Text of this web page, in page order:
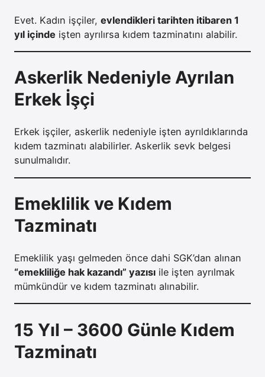
Evet. Kadın işçiler, evlendikleri tarihten itibaren 1
yıl içinde işten ayrılırsa kıdem tazminatını alabilir.
Askerlik Nedeniyle Ayrılan
Erkek İşçi
Erkek işçiler, askerlik nedeniyle işten ayrıldıklarında
kıdem tazminatı alabilirler. Askerlik sevk belgesi
sunulmalıdır.
Emeklilik ve Kıdem
Tazminatı
Emeklilik yaşı gelmeden önce dahi SGK’dan alınan
“emekliliğe hak kazandı” yazısı ile işten ayrılmak
mümkündür ve kıdem tazminatı alınabilir.
15 Yıl – 3600 Günle Kıdem
Tazminatı